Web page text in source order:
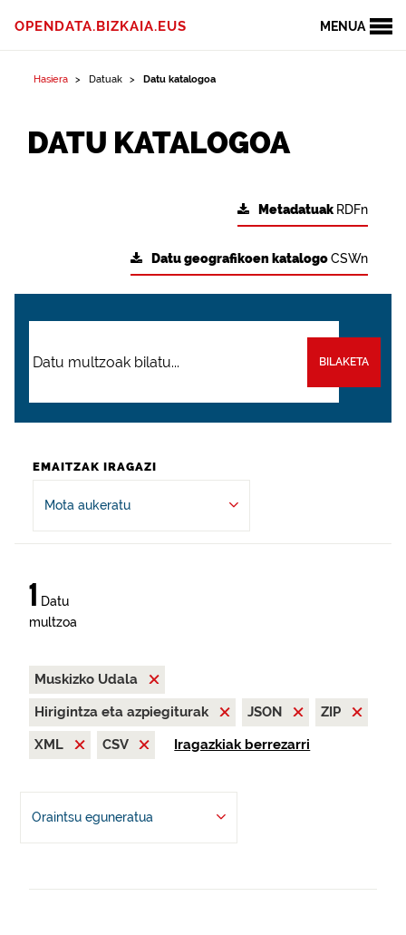
MENUA
OPENDATA.BIZKAIA.EUS
Hasiera Datuak Datu katalogoa
DATU KATALOGOA
Metadatuak RDFn
Datu geografikoen katalogoCSWn
BILAKETA
EMAITZAK IRAGAZI
Mota aukeratu
1 Datu
multzoa
Muskizko Udala
Hirigintza eta azpiegiturak
JSON
ZIP
XML
CSV Iragazkiak berrezarri
Oraintsu eguneratua